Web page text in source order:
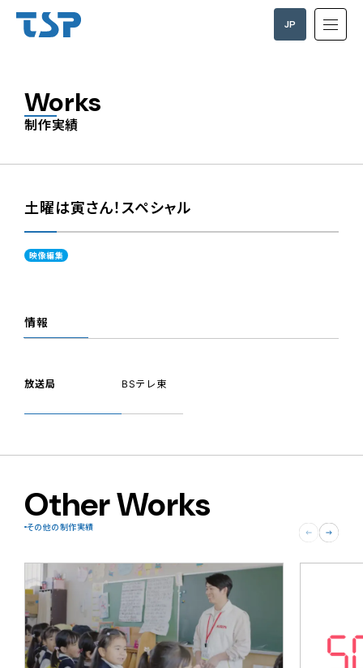
JP
Works
制作実績
土曜は寅さん！スペシャル
映像編集
情報
放送局 BSテレ東
Other Works
その他の制作実績